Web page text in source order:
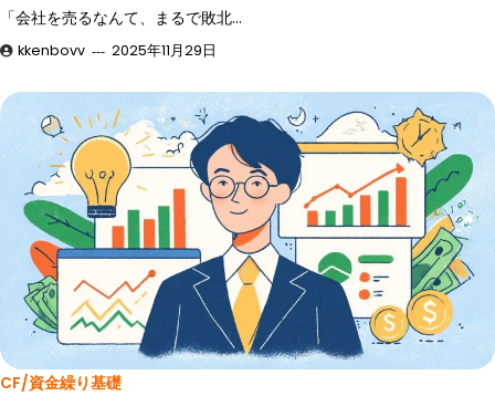
「会社を売るなんて、まるで敗北…
kkenbovv 2025年11月29日
CF/資金繰り基礎